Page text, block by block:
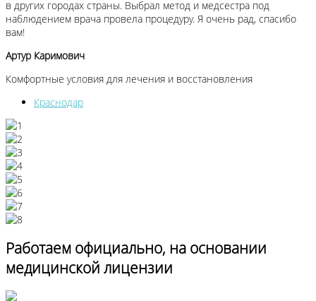
в других городах страны. Выбрал метод и медсестра под
наблюдением врача провела процедуру. Я очень рад, спасибо
вам!
Артур Каримович
Комфортные условия для лечения и восстановления
Краснодар
Работаем официально, на основании
медицинской лицензии